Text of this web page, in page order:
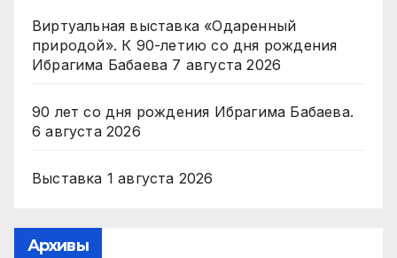
Виртуальная выставка «Одаренный
природой». К 90-летию со дня рождения
Ибрагима Бабаева 7 августа 2026
90 лет со дня рождения Ибрагима Бабаева.
6 августа 2026
Выставка 1 августа 2026
Архивы